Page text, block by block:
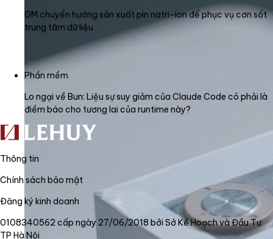
GM chuyển hướng sản xuất pin natri-ion để phục vụ cơn sốt
trung tâm dữ liệu
Phần mềm
Lo ngại về Bun: Liệu sự suy giảm của Claude Code có phải là
điềm báo cho tương lai của runtime này?
Thông tin
Chính sách bảo mật
Đăng ký kinh doanh
0108340562 cấp ngày 27/06/2018 bởi Sở Kế Hoạch và Đầu Tư
TP Hà Nội